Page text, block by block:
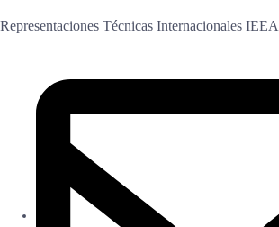
Representaciones Técnicas Internacionales